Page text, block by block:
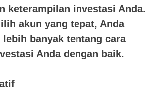
keterampilan investasi Anda.
akun yang tepat, Anda
lebih banyak tentang cara
Anda dengan baik.